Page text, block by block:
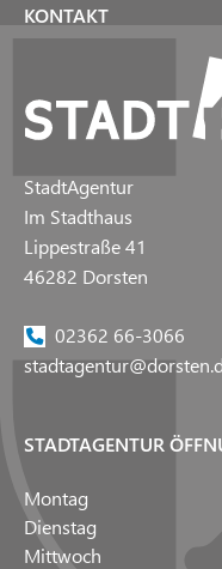
KONTAKT
StadtAgentur
Im Stadthaus
Lippestraße 41
46282 Dorsten
02362 66-3066
STADTAGENTUR
Montag
Dienstag
Mittwoch